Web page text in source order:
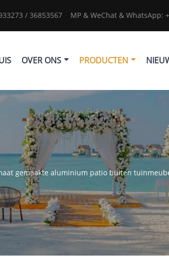
/ 36853567 MP & WeChat & WhatsApp:
OVER ONS PRODUCTEN
gemaakte aluminium patio buiten